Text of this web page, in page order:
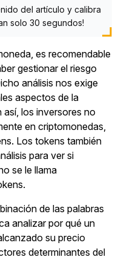
del artículo y calibra
solo 30 segundos!
es recomendable
gestionar el riesgo
análisis nos exige
aspectos de la
los inversores no
en criptomonedas,
Los tokens también
para ver si
se le llama
de las palabras
analizar por qué un
su precio
determinantes del